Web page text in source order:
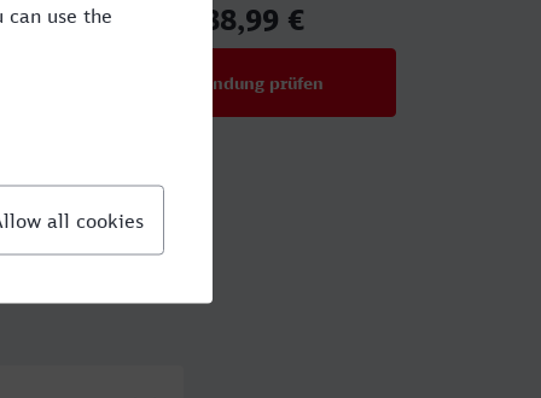
88,99 €
Verbindung prüfen